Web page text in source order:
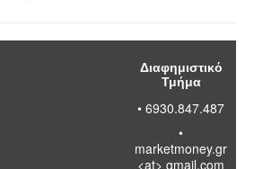
Διαφημιστικό
Τμήμα
• 6930.847.487
•
marketmoney.gr
<at> gmail.com